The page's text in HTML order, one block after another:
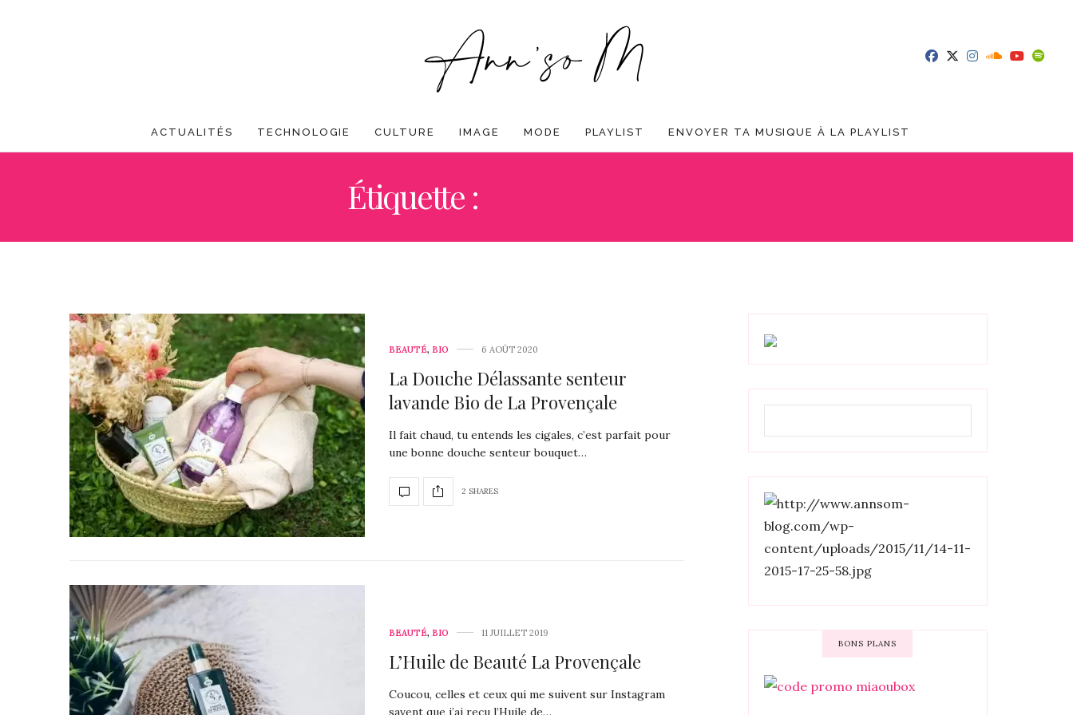
ACTUALITÉS TECHNOLOGIE CULTURE IMAGE MODE PLAYLIST ENVOYER TA MUSIQUE À LA PLAYLIST
Étiquette :
BEAUTÉ, BIO 6 AOÛT 2020
La Douche Délassante senteur
lavande Bio de La Provençale
Il fait chaud, tu entends les cigales, c’est parfait pour
une bonne douche senteur bouquet…
2 SHARES
BEAUTÉ, BIO 11 JUILLET 2019
L’Huile de Beauté La Provençale
Coucou, celles et ceux qui me suivent sur Instagram
savent que j’ai reçu l’Huile de…
BONS PLANS